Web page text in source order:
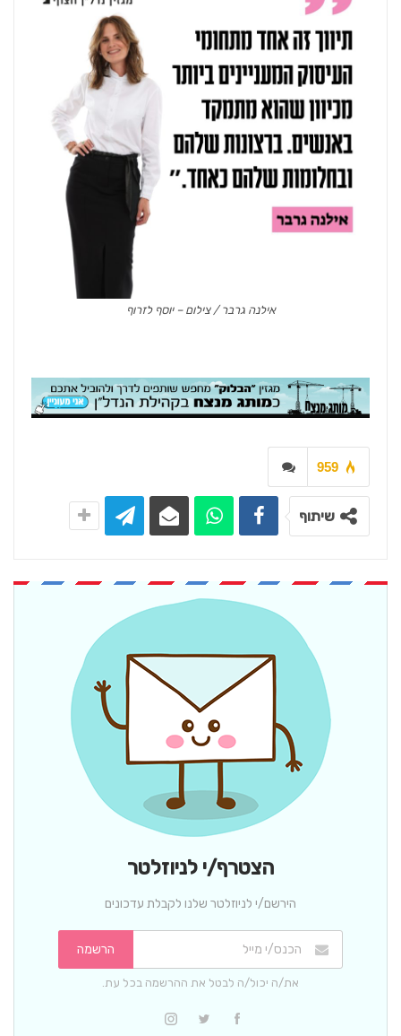
אילנה גרבר / צילום – יוסף לזרוף
959
שיתוף
הצטרף/י לניוזלטר
הירשם/י לניוזלטר שלנו לקבלת עדכונים
הרשמה
את/ה יכול/ה לבטל את ההרשמה בכל עת.